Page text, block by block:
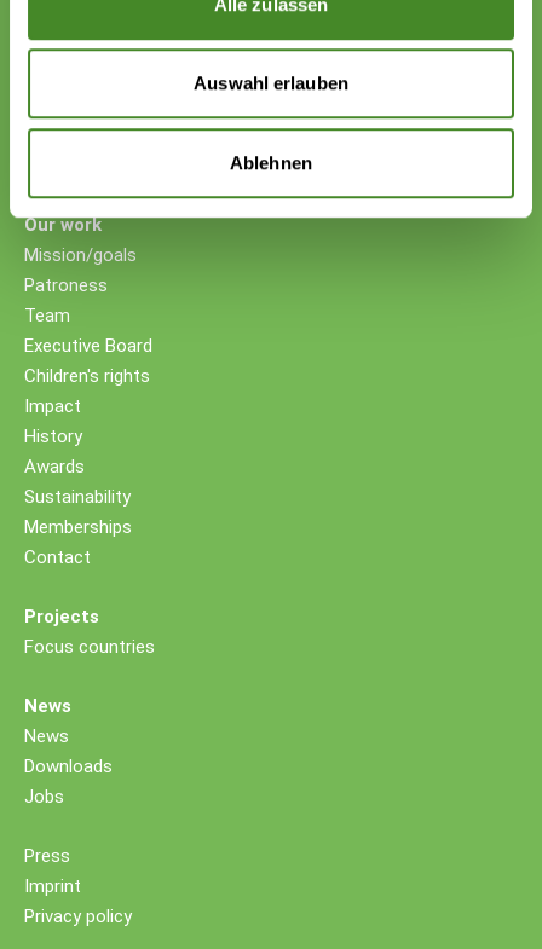
Auswahl erlauben
Ablehnen
Donate with counter-value
Testament/Last will
Our work
Mission/goals
Patroness
Team
Executive Board
Children's rights
Impact
History
Awards
Sustainability
Memberships
Contact
Projects
Focus countries
News
News
Downloads
Jobs
Press
Imprint
Privacy policy